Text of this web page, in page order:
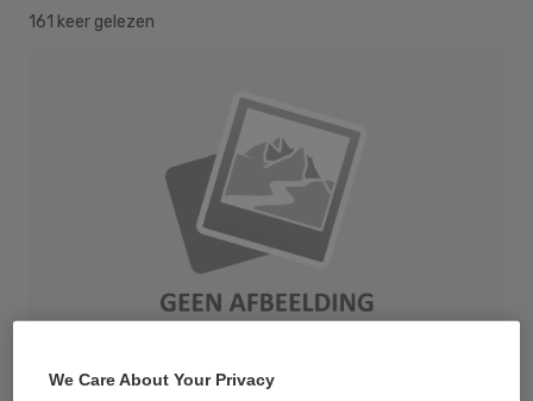
161 keer gelezen
We Care About Your Privacy